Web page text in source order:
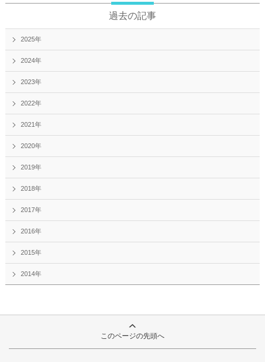
過去の記事
2025年
2024年
2023年
2022年
2021年
2020年
2019年
2018年
2017年
2016年
2015年
2014年
このページの先頭へ